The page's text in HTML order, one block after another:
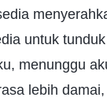
untuk
menunggu
lebih